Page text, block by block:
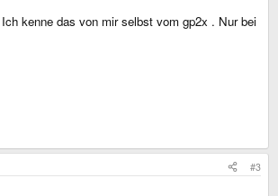
kenne das von mir selbst vom gp2x . Nur bei
#3